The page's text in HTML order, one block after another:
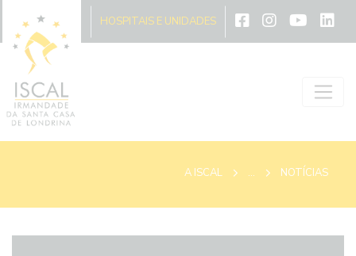
A ISCAL HOSPITAIS E UNIDADES
A ISCAL ... NOTÍCIAS